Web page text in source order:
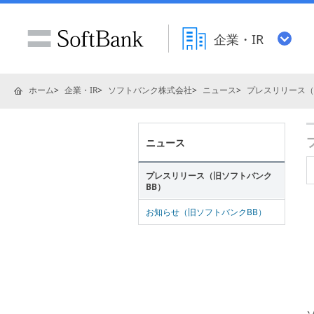
企業・IR
ホーム 企業・IR ソフトバンク株式会社 ニュース プレスリリース
ニュース
プレスリリース（旧ソフトバンク
BB）
お知らせ（旧ソフトバンクBB）